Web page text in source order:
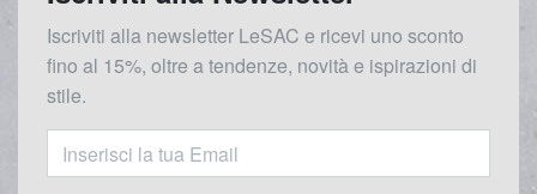
Iscriviti alla newsletter LeSAC e ricevi uno sconto
fino al 15%, oltre a tendenze, novità e ispirazioni di
stile.